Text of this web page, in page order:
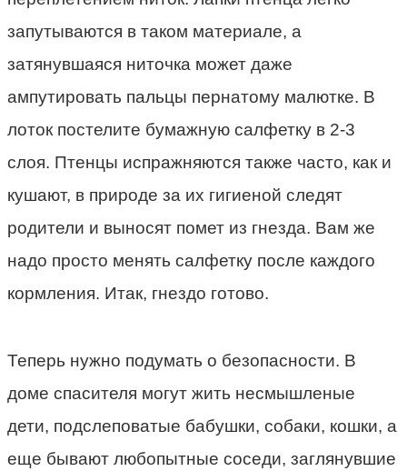
запутываются в таком материале, а
затянувшаяся ниточка может даже
ампутировать пальцы пернатому малютке. В
лоток постелите бумажную салфетку в 2-3
слоя. Птенцы испражняются также часто, как и
кушают, в природе за их гигиеной следят
родители и выносят помет из гнезда. Вам же
надо просто менять салфетку после каждого
кормления. Итак, гнездо готово.
Теперь нужно подумать о безопасности. В
доме спасителя могут жить несмышленые
дети, подслеповатые бабушки, собаки, кошки, а
еще бывают любопытные соседи, заглянувшие